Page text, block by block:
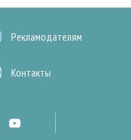
Рекламодателям
Контакты